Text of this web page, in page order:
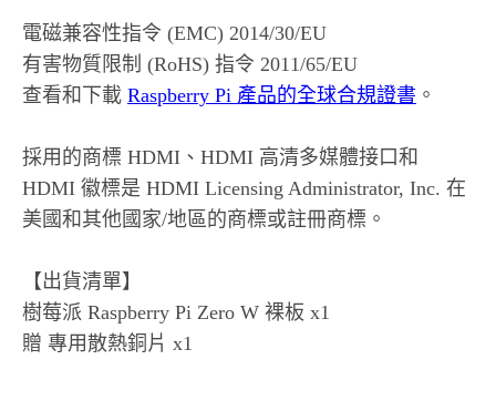
電磁兼容性指令 (EMC) 2014/30/EU
有害物質限制 (RoHS) 指令 2011/65/EU
查看和下載 Raspberry Pi 產品的全球合規證書 。
採用的商標 HDMI、HDMI 高清多媒體接口和
HDMI 徽標是 HDMI Licensing Administrator, Inc. 在
美國和其他國家/地區的商標或註冊商標。
【出貨清單】
樹莓派 Raspberry Pi Zero W 裸板 x1
贈 專用散熱銅片 x1